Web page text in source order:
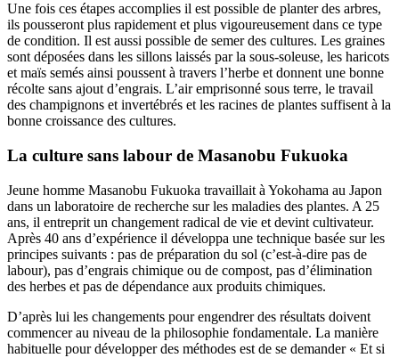
Une fois ces étapes accomplies il est possible de planter des arbres,
ils pousseront plus rapidement et plus vigoureusement dans ce type
de condition. Il est aussi possible de semer des cultures. Les graines
sont déposées dans les sillons laissés par la sous-soleuse, les haricots
et maïs semés ainsi poussent à travers l’herbe et donnent une bonne
récolte sans ajout d’engrais. L’air emprisonné sous terre, le travail
des champignons et invertébrés et les racines de plantes suffisent à la
bonne croissance des cultures.
La culture sans labour de Masanobu Fukuoka
Jeune homme Masanobu Fukuoka travaillait à Yokohama au Japon
dans un laboratoire de recherche sur les maladies des plantes. A 25
ans, il entreprit un changement radical de vie et devint cultivateur.
Après 40 ans d’expérience il développa une technique basée sur les
principes suivants : pas de préparation du sol (c’est-à-dire pas de
labour), pas d’engrais chimique ou de compost, pas d’élimination
des herbes et pas de dépendance aux produits chimiques.
D’après lui les changements pour engendrer des résultats doivent
commencer au niveau de la philosophie fondamentale. La manière
habituelle pour développer des méthodes est de se demander « Et si